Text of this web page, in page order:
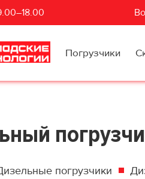
Погрузчики
погрузчики